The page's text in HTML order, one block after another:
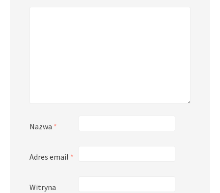
Nazwa *
Adres email *
Witryna